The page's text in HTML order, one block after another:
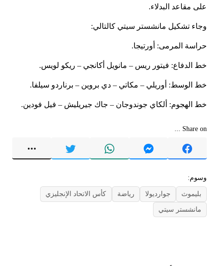
على مقاعد البدلاء.
وجاء تشكيل مانشستر سيتي كالتالي:
حراسة المرمى: أورتيجا.
خط الدفاع: فيتور ريس – مانويل أكانجي – ريكو لويس.
خط الوسط: أوريلي – مكاتي – دي بروين – برناردو سيلفا.
خط الهجوم: ألكاي جوندوجان – جاك جيريليش – فيل فودين.
Share on ...
وسوم:
بليموث جوارديولا رياضة
كأس الاتحاد الإنجليزي
مانشستر سيتي